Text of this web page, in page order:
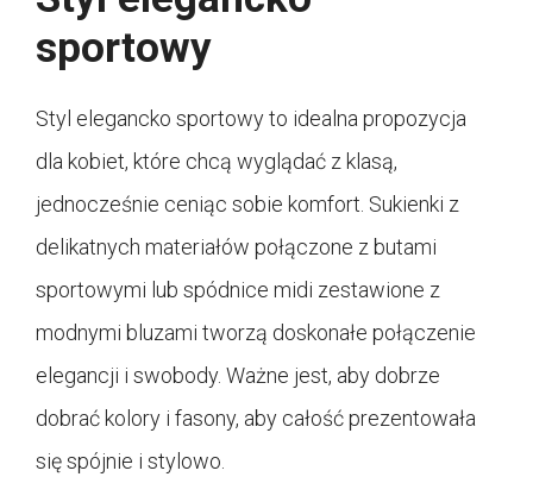
sportowy
Styl elegancko sportowy to idealna propozycja
dla kobiet, które chcą wyglądać z klasą,
jednocześnie ceniąc sobie komfort. Sukienki z
delikatnych materiałów połączone z butami
sportowymi lub spódnice midi zestawione z
modnymi bluzami tworzą doskonałe połączenie
elegancji i swobody. Ważne jest, aby dobrze
dobrać kolory i fasony, aby całość prezentowała
się spójnie i stylowo.